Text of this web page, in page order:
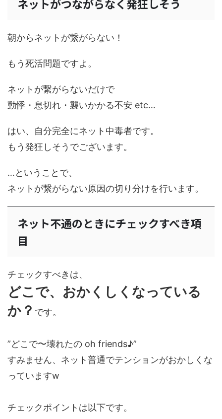
ネットがつながらなく発狂しそう
朝からネットが繋がらない！
もう死活問題ですよ。
ネットが繋がらないだけで
動悸・息切れ・襲いかかる不安 etc…
はい、自分完全にネット中毒者です。
もう発狂しそうでございます。
…ということで、
ネットが繋がらない原因の切り分けを行います。
ネット不通のときにチェックすべき項
目
チェックすべきは、
どこで、おかくしくなっている
か？ です。
”どこで〜壊れたの oh friends♪”
すみません、ネット普通でテンションがおかしくな
っていますw
チェックポイントは以下です。